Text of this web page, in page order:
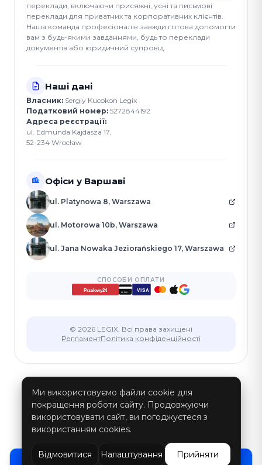
переклади, включаючи присяжні, усні та письмові
переклади для приватних та корпоративних клієнтів.
Наша команда професіоналів завжди готова допомогти
вам з будь-якими завданнями, будь то переклади
документів або юридичний супровід.
Наші дані
Власник: Sergiy Kucokon Legix
Податковий номер: 5272844192
Адреса реєстрації:
ul. Edmunda Kajdasza 17,
52-234 Wrocław
Офіси у Варшаві
ul. Platynowa 8, Warszawa
ul. Motorowa 10b, Warszawa
ul. Jana Nowaka Jeziorańskiego 17, Warszawa
СПОСОБИ ОПЛАТИ
Przelewy24 VISA
© 2026 LEGIX. Всі права захищені
РегламентПолітика конфіденційності
ЗВ'ЯЖІТЬСЯ З НАМИ
Ми використовуємо файли cookie для
покращення роботи сайту. Продовжуючи
використовувати сайт, ви погоджуєтеся з
використанням cookies.
Відмовитися Налаштування Прийняти